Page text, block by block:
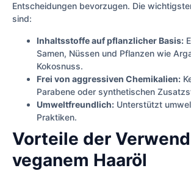
Entscheidungen bevorzugen. Die
sind:
Inhaltsstoffe auf pflanzlicher Basis:
Samen, Nüssen und Pflanzen wie
Kokosnuss.
Frei von aggressiven Chemikalien:
Parabene oder synthetischen
Umweltfreundlich: Unterstützt
Praktiken.
Vorteile der
veganem Haaröl